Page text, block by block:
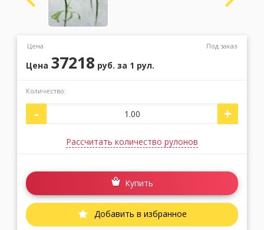
Цена Под заказ
Цена 37218 руб. за 1 рул.
Количество:
- +
Рассчитать количество рулонов
Купить
Добавить в избранное